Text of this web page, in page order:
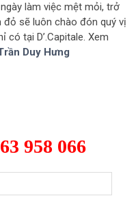
làm việc mệt mỏi, trở
đỏ sẽ luôn chào đón quý vị
tại D’.Capitale. Xem
Duy Hưng
958 066